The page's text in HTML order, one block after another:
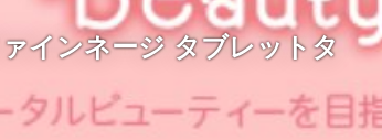
インネージ タブレットタ